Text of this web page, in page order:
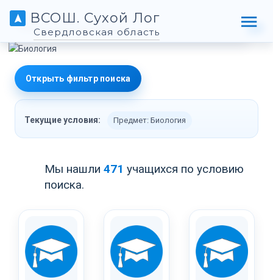
ВСОШ. Сухой Лог
Свердловская область
Открыть фильтр поиска
Текущие условия: Предмет: Биология
Мы нашли 471 учащихся по условию
поиска.